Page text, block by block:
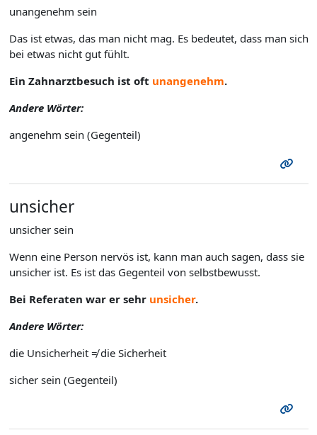
unangenehm sein
Das ist etwas, das man nicht mag. Es bedeutet, dass man sich
bei etwas nicht gut fühlt.
Ein Zahnarztbesuch ist oft unangenehm.
Andere Wörter:
angenehm sein (Gegenteil)
unsicher
unsicher sein
Wenn eine Person nervös ist, kann man auch sagen, dass sie
unsicher ist. Es ist das Gegenteil von selbstbewusst.
Bei Referaten war er sehr unsicher.
Andere Wörter:
die Unsicherheit ≠ die Sicherheit
sicher sein (Gegenteil)